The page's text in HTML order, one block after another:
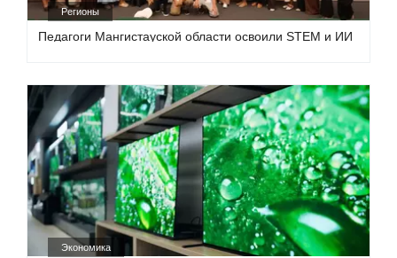
Регионы
Педагоги Мангистауской области освоили STEM и ИИ
Экономика